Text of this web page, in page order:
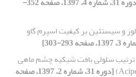
و سیستئین بر کیفیت اسپرم گاو
سلولی بافت شبکیه چشم ماهی
[دوره 31، شماره 2، 1397، صفحه